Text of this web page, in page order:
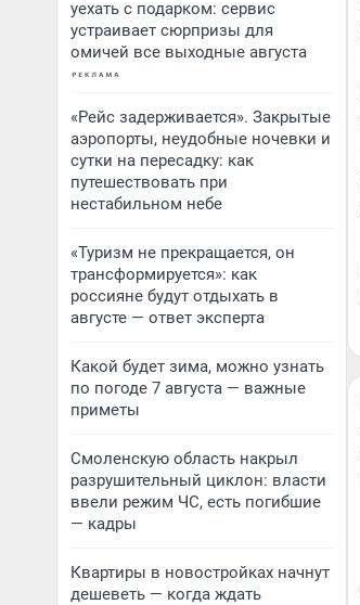
уехать с подарком: сервис
устраивает сюрпризы для
омичей все выходные августа
«Рейс задерживается». Закрытые
аэропорты, неудобные ночевки и
сутки на пересадку: как
путешествовать при
нестабильном небе
«Туризм не прекращается, он
трансформируется»: как
россияне будут отдыхать в
августе — ответ эксперта
Какой будет зима, можно узнать
по погоде 7 августа — важные
приметы
Смоленскую область накрыл
разрушительный циклон: власти
ввели режим ЧС, есть погибшие
— кадры
Квартиры в новостройках начнут
дешеветь — когда ждать